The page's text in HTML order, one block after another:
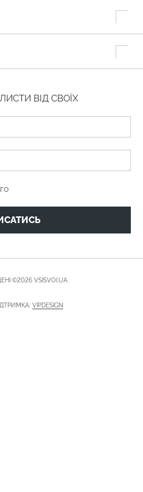
ВІД СВОЇХ
©2026 VSISVOI.UA
VIPDESIGN